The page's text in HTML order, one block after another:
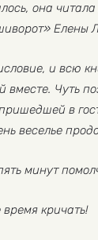
она
Елены
и всю
вместе. Чуть
в
веселье
минут
кричать!